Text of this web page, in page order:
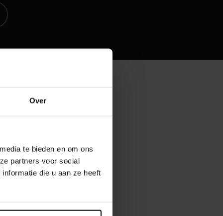
Over
te bieden en om ons
partners voor social
die u aan ze heeft
offres d’emplois ?